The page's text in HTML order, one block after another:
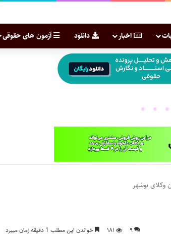
اخبار دانلود آزمون های حقوقی
وکلای بوشهر
۹ ۱۸۱ خواندن این مطلب 1 دقیقه زمان میبرد